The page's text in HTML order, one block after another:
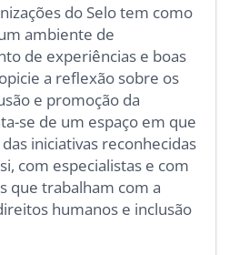
do Selo tem como
ambiente de
de experiências e boas
a reflexão sobre os
e promoção da
se de um espaço em que
iniciativas reconhecidas
com especialistas e com
que trabalham com a
humanos e inclusão